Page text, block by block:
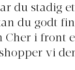
du stadig
du godt
Cher i front
vi